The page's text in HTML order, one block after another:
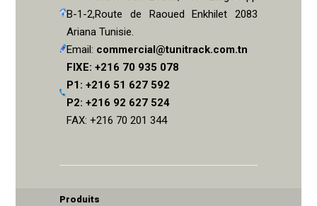
B-1-2,Route de Raoued Enkhilet 2083
Ariana Tunisie.
Email: commercial@tunitrack.com.tn
FIXE: +216 70 935 078
P1: +216 51 627 592
P2: +216 92 627 524
FAX: +216 70 201 344
Produits